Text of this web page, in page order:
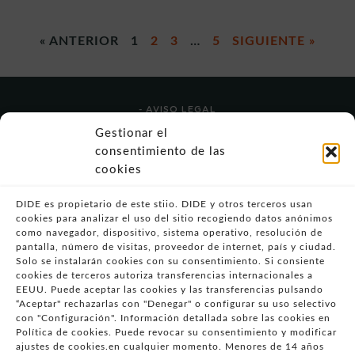
Gestionar el
consentimiento de las
cookies
DIDE es propietario de este stiio. DIDE y otros terceros usan
cookies para analizar el uso del sitio recogiendo datos anónimos
como navegador, dispositivo, sistema operativo, resolución de
pantalla, número de visitas, proveedor de internet, país y ciudad.
Solo se instalarán cookies con su consentimiento. Si consiente
cookies de terceros autoriza transferencias internacionales a
EEUU. Puede aceptar las cookies y las transferencias pulsando
“Aceptar" rechazarlas con "Denegar" o configurar su uso selectivo
con "Configuración". Información detallada sobre las cookies en
Política de cookies. Puede revocar su consentimiento y modificar
ajustes de cookies.en cualquier momento. Menores de 14 años
« ANTERIOR 1 2 3 … 5 SIGUIENTE »
- AVISO LEGAL
- POLÍTICA DE USO
- POLÍTICA DE PRIVACIDAD
- POLÍTICA DE COOKIES (UE)
VULNERABILIDADES
- CONDICIONES PARTICULARES DE COMPRA
- GUÍA DE COMPRA
- GUÍA DE PRIVACIDAD
- DESISTIMIENTO
- ATENCIÓN AL CLIENTE